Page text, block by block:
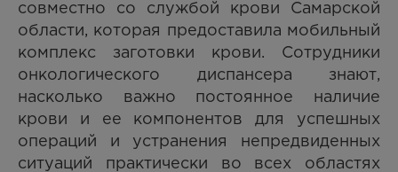
совместно со службой крови Самарской
области, которая предоставила мобильный
комплекс заготовки крови. Сотрудники
онкологического диспансера знают,
насколько важно постоянное наличие
крови и ее компонентов для успешных
операций и устранения непредвиденных
ситуаций практически во всех областях